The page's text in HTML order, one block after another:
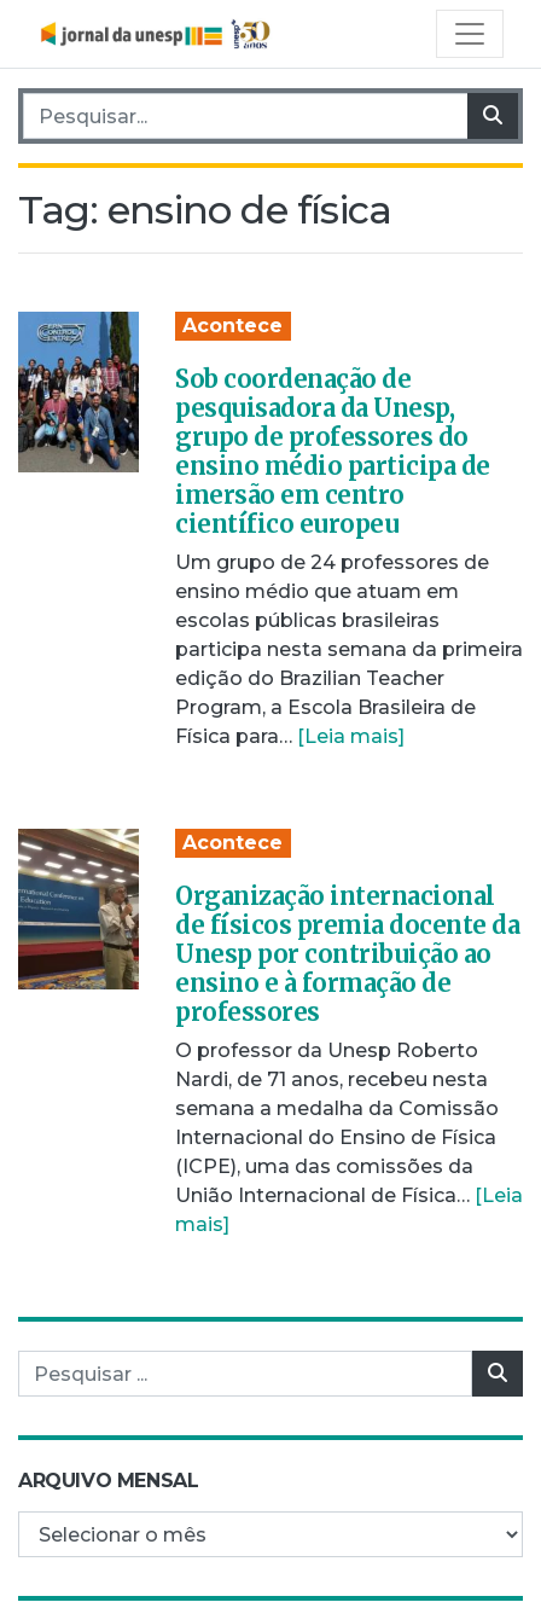
Pesquisar por:
Tag: ensino de física
Acontece
Sob coordenação de
pesquisadora da Unesp,
grupo de professores do
ensino médio participa de
imersão em centro
científico europeu
Um grupo de 24 professores de
ensino médio que atuam em
escolas públicas brasileiras
participa nesta semana da primeira
edição do Brazilian Teacher
Program, a Escola Brasileira de
Física para… [Leia mais]
Acontece
Organização internacional
de físicos premia docente da
Unesp por contribuição ao
ensino e à formação de
professores
O professor da Unesp Roberto
Nardi, de 71 anos, recebeu nesta
semana a medalha da Comissão
Internacional do Ensino de Física
(ICPE), uma das comissões da
União Internacional de Física… [Leia
mais]
Pesquisar por:
ARQUIVO MENSAL
Arquivo mensal